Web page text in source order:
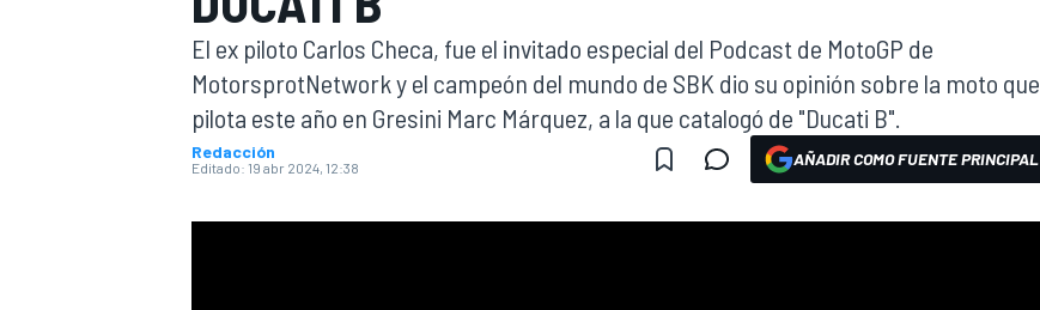
WEC FÓRMULA E
El ex piloto Carlos Checa, fue el invitado especial del Podcast de MotoGP de
MotorsprotNetwork y el campeón del mundo de SBK dio su opinión sobre la moto que
pilota este año en Gresini Marc Márquez, a la que catalogó de "Ducati B".
Redacción
Editado: 19 abr 2024, 12:38 AÑADIR COMO FUENTE PRINCIPAL